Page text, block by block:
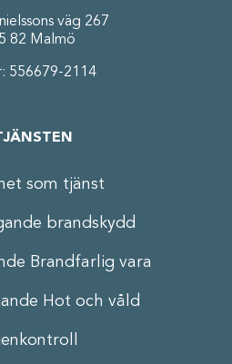
väg 267
82 Malmö
556679-2114
som tjänst
brandskydd
Brandfarlig vara
Hot och våld